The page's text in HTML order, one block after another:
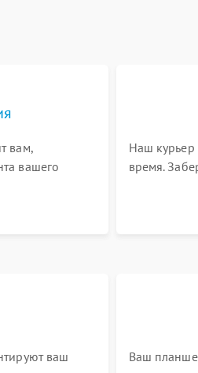
вам,
вашего
ваши вопросы.
Наш курьер
время.
склад для
ваш
Ваш